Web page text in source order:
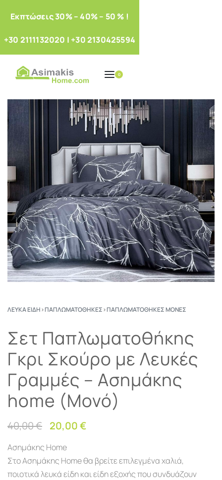
Eκπτώσεις 30% – 40% – 50 % !
+30 2111132020 | +30 2130425594
0
ΛΕΥΚΆ ΕΊΔΗ›ΠΑΠΛΩΜΑΤΟΘΉΚΕΣ›ΠΑΠΛΩΜΑΤΟΘΉΚΕΣ ΜΟΝΈΣ
Σετ Παπλωματοθήκης
Γκρι Σκούρο με Λευκές
Γραμμές – Ασημάκης
home (Μονό)
40,00€ 20,00€
Ασημάκης Home
Στο Ασημάκης Home θα βρείτε επιλεγμένα χαλιά,
ποιοτικά λευκά είδη και είδη εξοχής που συνδυάζουν